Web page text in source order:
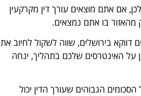
אם אתם מוצאים עורך דין מקרקעין
מהאזור בו אתם נמצאים.
בירושלים, שווה לשקול לחיוב את
על האינטרסים שלכם בתהליך, ינחה
הגבוהים שעורך הדין יכול